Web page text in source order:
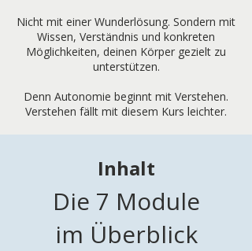
Nicht mit einer Wunderlösung. Sondern mit
Wissen, Verständnis und konkreten
Möglichkeiten, deinen Körper gezielt zu
unterstützen.
Denn Autonomie beginnt mit Verstehen.
Verstehen fällt mit diesem Kurs leichter.
Inhalt
Die 7 Module
im Überblick